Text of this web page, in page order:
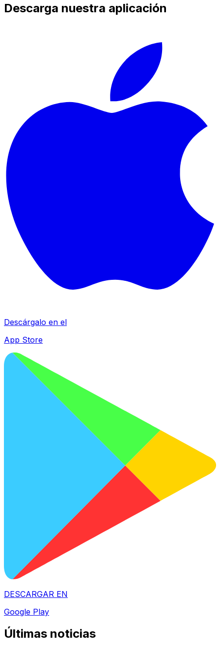
Descarga nuestra aplicación
Descárgalo en el
App Store
DESCARGAR EN
Google Play
Últimas noticias